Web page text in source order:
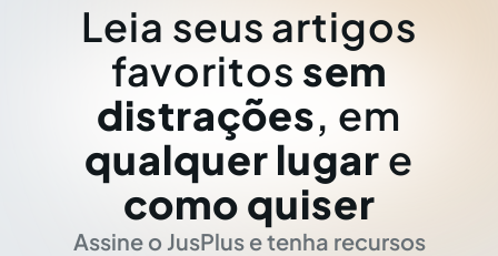
Leia seus artigos
favoritos sem
distrações, em
qualquer lugar e
como quiser
Assine o JusPlus e tenha recursos